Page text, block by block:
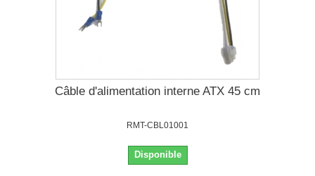
Câble d'alimentation interne ATX 45 cm
RMT-CBL01001
Disponible